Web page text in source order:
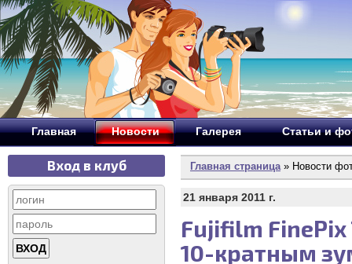
Главная Новости Галерея Статьи и
Вход в клуб Главная страница» Новости
21 января 2011 г.
Fujifilm FinePix
10-кратным